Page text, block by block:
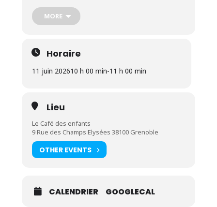
réflexologie plantaire pour aider votre bébé à lâcher
prise et trouver le sommeil plus facilement.
L’huile de massage vous sera fournie pour cet
maison.
adhérents du café des enfants, 15€ pour les non
MORE
Horaire
11 juin 202610 h 00 min-11 h 00 min
Lieu
Le Café des enfants
9 Rue des Champs Elysées 38100 Grenoble
OTHER EVENTS
CALENDRIER GOOGLECAL